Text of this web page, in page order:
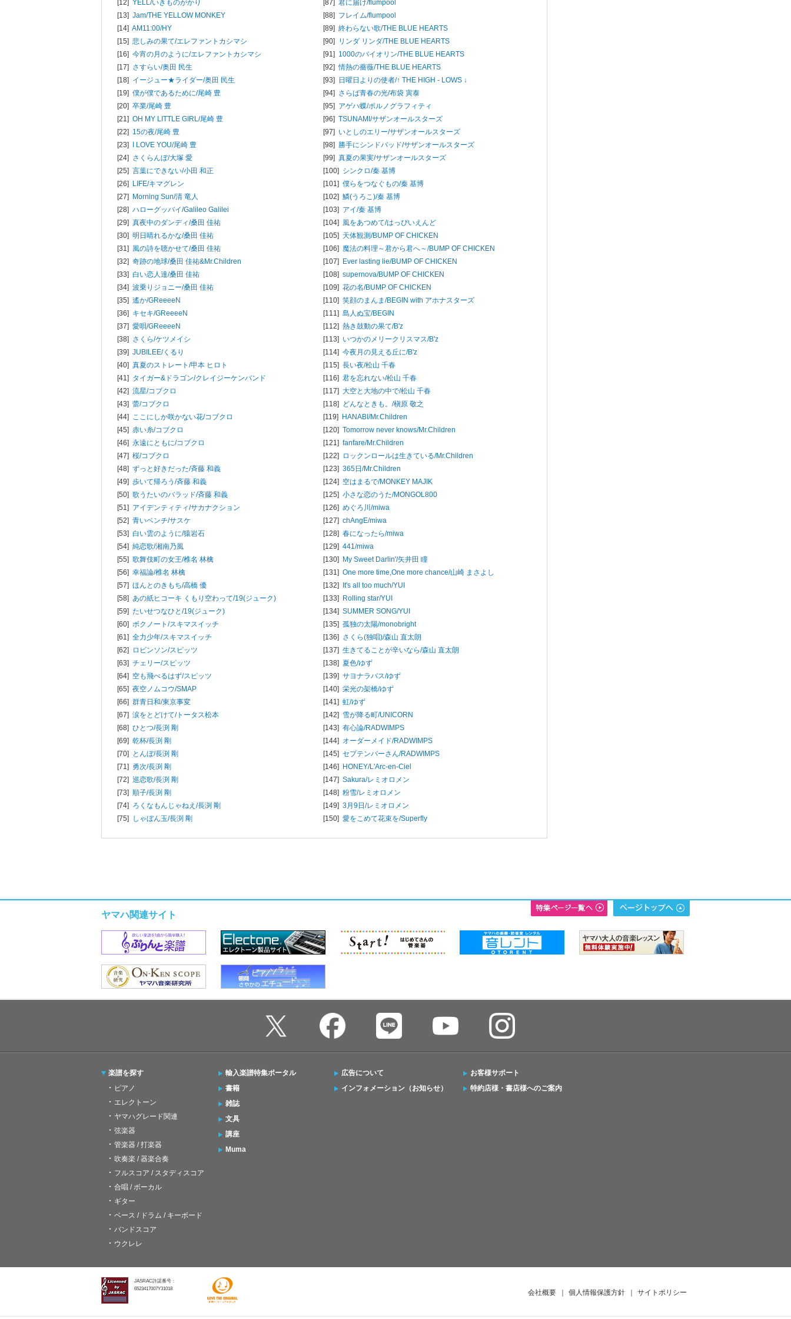
[12] YELL/いきものがかり
[13] Jam/THE YELLOW MONKEY
[14] AM11:00/HY
[15] 悲しみの果て/エレファントカシマシ
[16] 今宵の月のように/エレファントカシマシ
[17] さすらい/奥田 民生
[18] イージュー★ライダー/奥田 民生
[19] 僕が僕であるために/尾崎 豊
[20] 卒業/尾崎 豊
[21] OH MY LITTLE GIRL/尾崎 豊
[22] 15の夜/尾崎 豊
[23] I LOVE YOU/尾崎 豊
[24] さくらんぼ/大塚 愛
[25] 言葉にできない/小田 和正
[26] LIFE/キマグレン
[27] Morning Sun/清 竜人
[28] ハローグッバイ/Galileo Galilei
[29] 真夜中のダンディ/桑田 佳祐
[30] 明日晴れるかな/桑田 佳祐
[31] 風の詩を聴かせて/桑田 佳祐
[32] 奇跡の地球/桑田 佳祐&Mr.Children
[33] 白い恋人達/桑田 佳祐
[34] 波乗りジョニー/桑田 佳祐
[35] 遙か/GReeeeN
[36] キセキ/GReeeeN
[37] 愛唄/GReeeeN
[38] さくら/ケツメイシ
[39] JUBILEE/くるり
[40] 真夏のストレート/甲本 ヒロト
[41] タイガー&ドラゴン/クレイジーケンバンド
[42] 流星/コブクロ
[43] 蕾/コブクロ
[44] ここにしか咲かない花/コブクロ
[45] 赤い糸/コブクロ
[46] 永遠にともに/コブクロ
[47] 桜/コブクロ
[48] ずっと好きだった/斉藤 和義
[49] 歩いて帰ろう/斉藤 和義
[50] 歌うたいのバラッド/斉藤 和義
[51] アイデンティティ/サカナクション
[52] 青いベンチ/サスケ
[53] 白い雲のように/猿岩石
[54] 純恋歌/湘南乃風
[55] 歌舞伎町の女王/椎名 林檎
[56] 幸福論/椎名 林檎
[57] ほんとのきもち/高橋 優
[58] あの紙ヒコーキ くもり空わって/19(ジューク)
[59] たいせつなひと/19(ジューク)
[60] ボクノート/スキマスイッチ
[61] 全力少年/スキマスイッチ
[62] ロビンソン/スピッツ
[63] チェリー/スピッツ
[64] 空も飛べるはず/スピッツ
[65] 夜空ノムコウ/SMAP
[66] 群青日和/東京事変
[67] 涙をとどけて/トータス松本
[68] ひとつ/長渕 剛
[69] 乾杯/長渕 剛
[70] とんぼ/長渕 剛
[71] 勇次/長渕 剛
[72] 巡恋歌/長渕 剛
[73] 順子/長渕 剛
[74] ろくなもんじゃねえ/長渕 剛
[75] しゃぼん玉/長渕 剛
[87] 君に届け/flumpool
[88] フレイム/flumpool
[89] 終わらない歌/THE BLUE HEARTS
[90] リンダ リンダ/THE BLUE HEARTS
[91] 1000のバイオリン/THE BLUE HEARTS
[92]情熱の薔薇/THE BLUE HEARTS
[93] 日曜日よりの使者/↑ THE HIGH - LOWS ↓
[94] さらば青春の光/布袋 寅泰
[95] アゲハ蝶/ポルノグラフィティ
[96] TSUNAMI/サザンオールスターズ
[97] いとしのエリー/サザンオールスターズ
[98] 勝手にシンドバッド/サザンオールスターズ
[99] 真夏の果実/サザンオールスターズ
[100] シンクロ/秦 基博
[101] 僕らをつなぐもの/秦 基博
[102] 鱗(うろこ)/秦 基博
[103] アイ/秦 基博
[104] 風をあつめて/はっぴいえんど
[105] 天体観測/BUMP OF CHICKEN
[106] 魔法の料理～君から君へ～/BUMP OF CHICKEN
[107] Ever lasting lie/BUMP OF CHICKEN
[108] supernova/BUMP OF CHICKEN
[109] 花の名/BUMP OF CHICKEN
[110] 笑顔のまんま/BEGIN with アホナスターズ
[111] 島人ぬ宝/BEGIN
[112] 熱き鼓動の果て/B'z
[113] いつかのメリークリスマス/B'z
[114] 今夜月の見える丘に/B'z
[115] 長い夜/松山 千春
[116] 君を忘れない/松山 千春
[117] 大空と大地の中で/松山 千春
[118] どんなときも。/槇原 敬之
[119] HANABI/Mr.Children
[120] Tomorrow never knows/Mr.Children
[121] fanfare/Mr.Children
[122] ロックンロールは生きている/Mr.Children
[123] 365日/Mr.Children
[124] 空はまるで/MONKEY MAJIK
[125] 小さな恋のうた/MONGOL800
[126] めぐろ川/miwa
[127] chAngE/miwa
[128] 春になったら/miwa
[129] 441/miwa
[130] My Sweet Darlin'/矢井田 瞳
[131] One more time,One more chance/山崎 まさよし
[132] It's all too much/YUI
[133] Rolling star/YUI
[134] SUMMER SONG/YUI
[135] 孤独の太陽/monobright
[136] さくら(独唱)/森山 直太朗
[137] 生きてることが辛いなら/森山 直太朗
[138] 夏色/ゆず
[139] サヨナラバス/ゆず
[140] 栄光の架橋/ゆず
[141] 虹/ゆず
[142] 雪が降る町/UNICORN
[143] 有心論/RADWIMPS
[144] オーダーメイド/RADWIMPS
[145] セプテンバーさん/RADWIMPS
[146] HONEY/L'Arc-en-Ciel
[147] Sakura/レミオロメン
[148] 粉雪/レミオロメン
[149] 3月9日/レミオロメン
[150] 愛をこめて花束を/Superfly
ヤマハ関連サイト
楽譜を探す
ピアノ
エレクトーン
ヤマハグレード関連
弦楽器
管楽器 / 打楽器
吹奏楽 / 器楽合奏
フルスコア / スタディスコア
合唱 / ボーカル
ギター
ベース / ドラム / キーボード
バンドスコア
ウクレレ
輸入楽譜特集ポータル
書籍
雑誌
文具
講座
Muma
広告について
インフォメーション（お知らせ）
お客様サポート
特約店様・書店様へのご案内
JASRAC許諾番号：
6523417007Y31018
会社概要 ｜ 個人情報保護方針 ｜ サイトポリシー